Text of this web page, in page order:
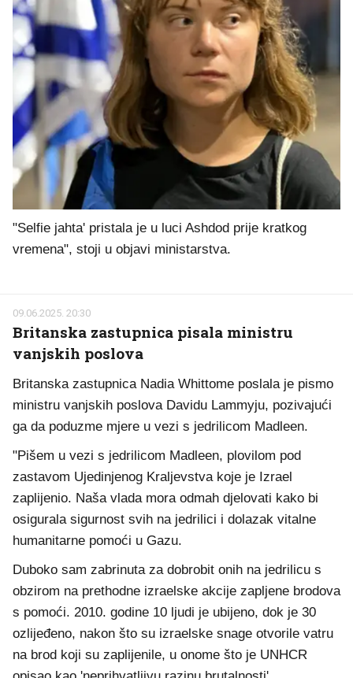
"Selfie jahta' pristala je u luci Ashdod prije kratkog
vremena", stoji u objavi ministarstva.
09.06.2025. 20:30
Britanska zastupnica pisala ministru
vanjskih poslova
Britanska zastupnica Nadia Whittome poslala je pismo
ministru vanjskih poslova Davidu Lammyju, pozivajući
ga da poduzme mjere u vezi s jedrilicom Madleen.
"Pišem u vezi s jedrilicom Madleen, plovilom pod
zastavom Ujedinjenog Kraljevstva koje je Izrael
zaplijenio. Naša vlada mora odmah djelovati kako bi
osigurala sigurnost svih na jedrilici i dolazak vitalne
humanitarne pomoći u Gazu.
Duboko sam zabrinuta za dobrobit onih na jedrilicu s
obzirom na prethodne izraelske akcije zapljene brodova
s ​​pomoći. 2010. godine 10 ljudi je ubijeno, dok je 30
ozlijeđeno, nakon što su izraelske snage otvorile vatru
na brod koji su zaplijenile, u onome što je UNHCR